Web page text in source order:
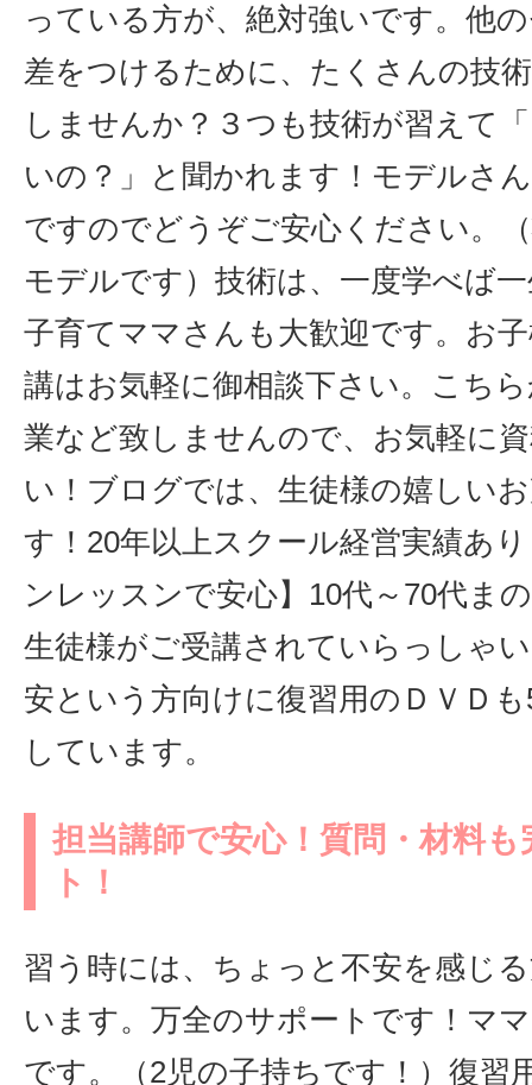
っている方が、絶対強いです。他
差をつけるために、たくさんの技
しませんか？３つも技術が習えて
いの？」と聞かれます！モデルさ
ですのでどうぞご安心ください。
モデルです）技術は、一度学べば
子育てママさんも大歓迎です。お
講はお気軽に御相談下さい。こち
業など致しませんので、お気軽に
い！ブログでは、生徒様の嬉しい
す！20年以上スクール経営実績あ
ンレッスンで安心】10代～70代ま
生徒様がご受講されていらっしゃ
安という方向けに復習用のＤＶＤ
しています。
担当講師で安心！質問・材料も
ト！
習う時には、ちょっと不安を感じ
います。万全のサポートです！マ
です。（2児の子持ちです！）復習